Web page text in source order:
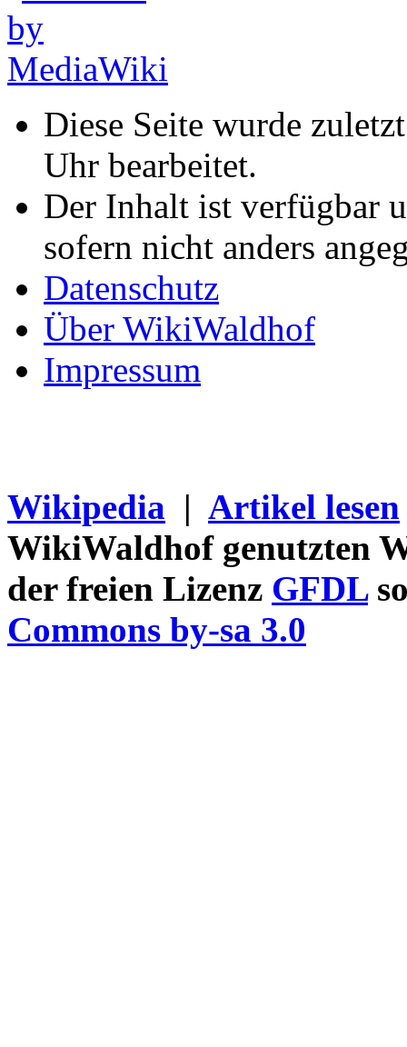
Diese Seite wurde
Uhr bearbeitet.
Der Inhalt ist verfügbar
sofern nicht anders
Datenschutz
Über WikiWaldhof
Impressum
Wikipedia | Artikel lesen
WikiWaldhof genutzten
der freien Lizenz GFDL
Commons by-sa 3.0